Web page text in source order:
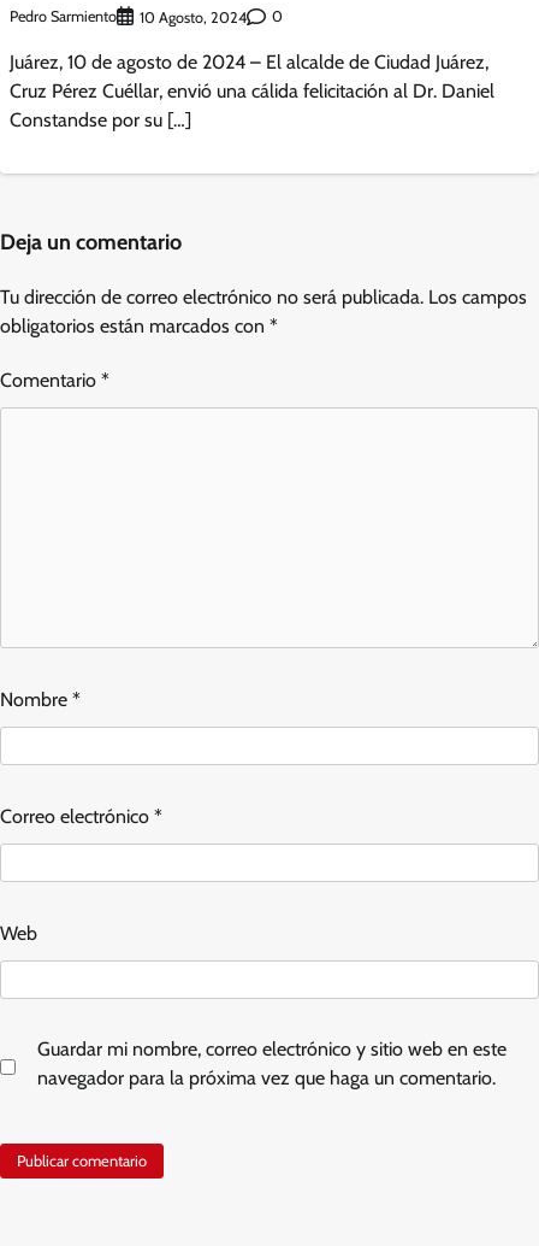
Pedro Sarmiento 10 Agosto, 2024 0
Juárez, 10 de agosto de 2024 – El alcalde de Ciudad Juárez,
Cruz Pérez Cuéllar, envió una cálida felicitación al Dr. Daniel
Constandse por su […]
Deja un comentario
Tu dirección de correo electrónico no será publicada. Los campos
obligatorios están marcados con *
Comentario *
Nombre *
Correo electrónico *
Web
Guardar mi nombre, correo electrónico y sitio web en este
navegador para la próxima vez que haga un comentario.